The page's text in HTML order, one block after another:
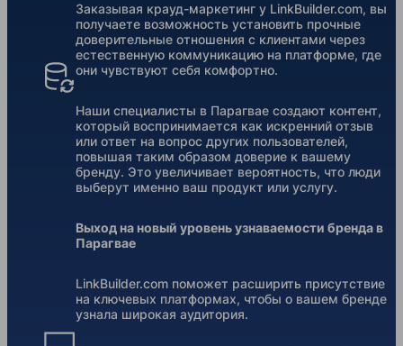
Заказывая крауд-маркетинг у LinkBuilder.com, вы
получаете возможность установить прочные
доверительные отношения с клиентами через
естественную коммуникацию на платформе, где
они чувствуют себя комфортно.
Наши специалисты в Парагвае создают контент,
который воспринимается как искренний отзыв
или ответ на вопрос других пользователей,
повышая таким образом доверие к вашему
бренду. Это увеличивает вероятность, что люди
выберут именно ваш продукт или услугу.
Выход на новый уровень узнаваемости бренда в
Парагвае
LinkBuilder.com поможет расширить присутствие
на ключевых платформах, чтобы о вашем бренде
узнала широкая аудитория.